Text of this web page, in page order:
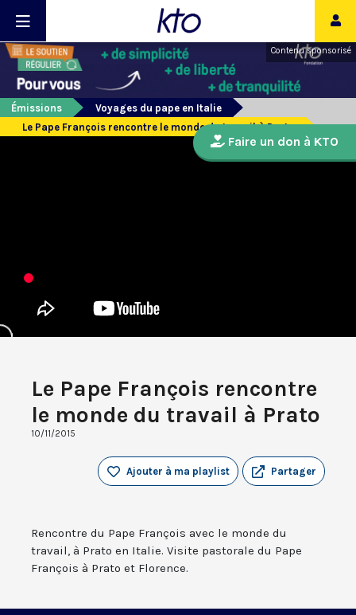
Contenu sponsorisé
Émissions
Voyages du pape en Italie
Le Pape François rencontre le monde du travail à Prato
Le Pape François rencontre
le monde du travail à Prato
10/11/2015
Partager
Ajouter à ma playlist
Rencontre du Pape François avec le monde du
travail, à Prato en Italie. Visite pastorale du Pape
François à Prato et Florence.
Faire un don à KTO